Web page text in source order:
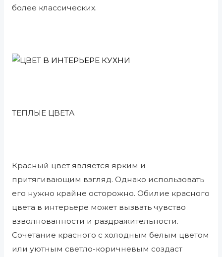
более классических.
ТЕПЛЫЕ ЦВЕТА
Красный цвет является ярким и
притягивающим взгляд. Однако использовать
его нужно крайне осторожно. Обилие красного
цвета в интерьере может вызвать чувство
взволнованности и раздражительности.
Сочетание красного с холодным белым цветом
или уютным светло-коричневым создаст